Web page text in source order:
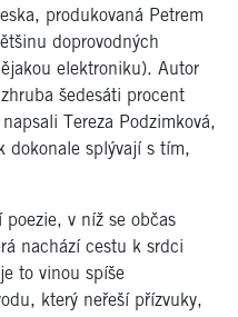
produkovaná Petrem
doprovodných
elektroniku). Autor
šedesáti procent
Tereza Podzimková,
dokonale splývají s tím,
poezie, v níž se občas
nachází cestu k srdci
to vinou spíše
který neřeší přízvuky,